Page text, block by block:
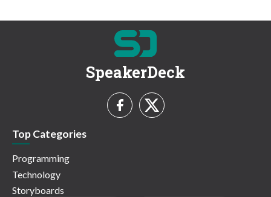
SpeakerDeck
Top Categories
Programming
Technology
Storyboards